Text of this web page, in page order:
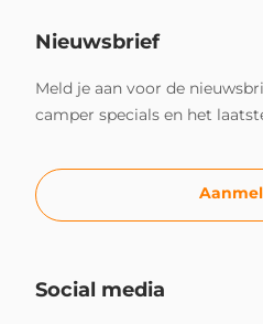
Nieuwsbrief
Meld je aan voor de
camper specials en het
Social media